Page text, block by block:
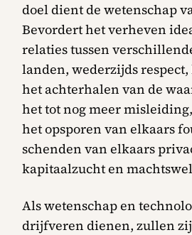
doel dient de wetenschap
Bevordert het verheven
relaties tussen
landen, wederzijds
het achterhalen van de
het tot nog meer
het opsporen van elkaars
schenden van elkaars
kapitaalzucht en
Als wetenschap en
drijfveren dienen, zullen